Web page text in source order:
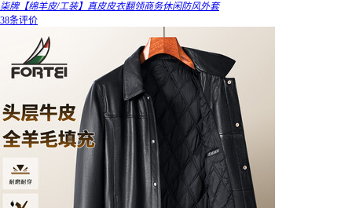
柒牌【绵羊皮/工装】真皮皮衣翻领商务休闲防风外套
38条评价